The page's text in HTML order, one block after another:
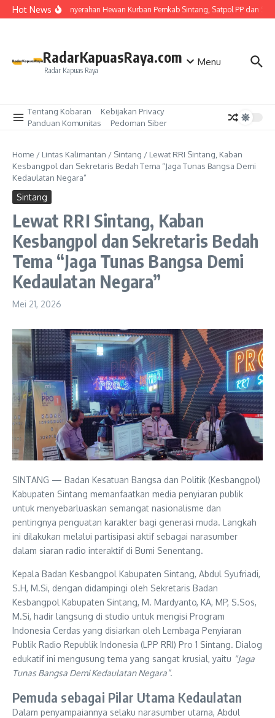
Lewati ke konten
Hot NewsKawal Penyerahan Hewan Kurban Pemkab Sintang, Satpol PP dan
RadarKapuasRaya.com
Radar Kapuas Raya
Menu
Tentang Kobaran
Kebijakan Privacy
Panduan Komunitas
Pedoman Siber
Home / Lintas Kalimantan / Sintang / Lewat RRI Sintang, Kaban
Kesbangpol dan Sekretaris Bedah Tema “Jaga Tunas Bangsa Demi
Kedaulatan Negara”
Sintang
Lewat RRI Sintang, Kaban
Kesbangpol dan Sekretaris Bedah
Tema “Jaga Tunas Bangsa Demi
Kedaulatan Negara”
Mei 21, 2026
SINTANG — Badan Kesatuan Bangsa dan Politik (Kesbangpol)
Kabupaten Sintang memanfaatkan media penyiaran publik
untuk menyebarluaskan semangat nasionalisme dan
pentingnya penguatan karakter bagi generasi muda. Langkah
ini dilakukan melalui partisipasi aktif sebagai narasumber
dalam siaran radio interaktif di Bumi Senentang.
Kepala Badan Kesbangpol Kabupaten Sintang, Abdul Syufriadi,
S.H, M.Si, dengan didampingi oleh Sekretaris Badan
Kesbangpol Kabupaten Sintang, M. Mardyanto, KA, MP, S.Sos,
M.Si, hadir langsung di studio untuk mengisi Program
Indonesia Cerdas yang disiarkan oleh Lembaga Penyiaran
Publik Radio Republik Indonesia (LPP RRI) Pro 1 Sintang. Dialog
edukatif ini mengusung tema yang sangat krusial, yaitu “Jaga
Tunas Bangsa Demi Kedaulatan Negara”.
Pemuda sebagai Pilar Utama Kedaulatan
Dalam penyampaiannya selaku narasumber utama, Abdul